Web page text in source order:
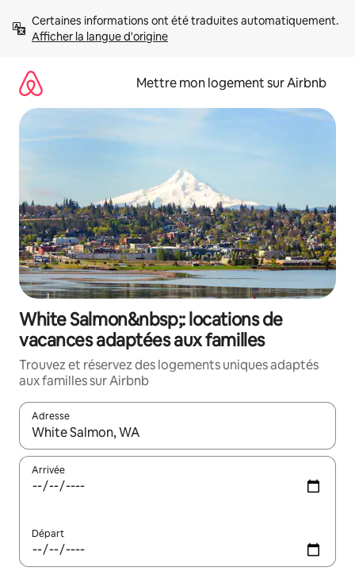
directement
Afficher la langue d'origine
Mettre mon logement sur Airbnb
White Salmon&nbsp;: locations de
vacances adaptées aux familles
Trouvez et réservez des logements uniques adaptés
aux familles sur Airbnb
Adresse
Lorsque les résultats s'affichent, utilisez les flèches vers le
Arrivée
Départ